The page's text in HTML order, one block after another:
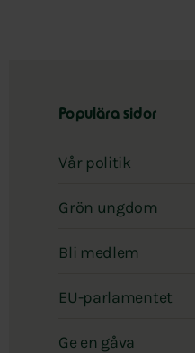
Populära sidor
Vår politik
Grön ungdom
Bli medlem
EU-parlamentet
Ge en gåva